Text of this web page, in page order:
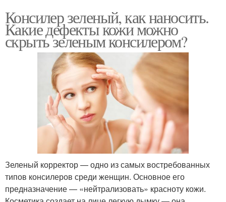
Консилер зеленый, как наносить.
Какие дефекты кожи можно
скрыть зеленым консилером?
Зеленый корректор — одно из самых востребованных
типов консилеров среди женщин. Основное его
предназначение — «нейтрализовать» красноту кожи.